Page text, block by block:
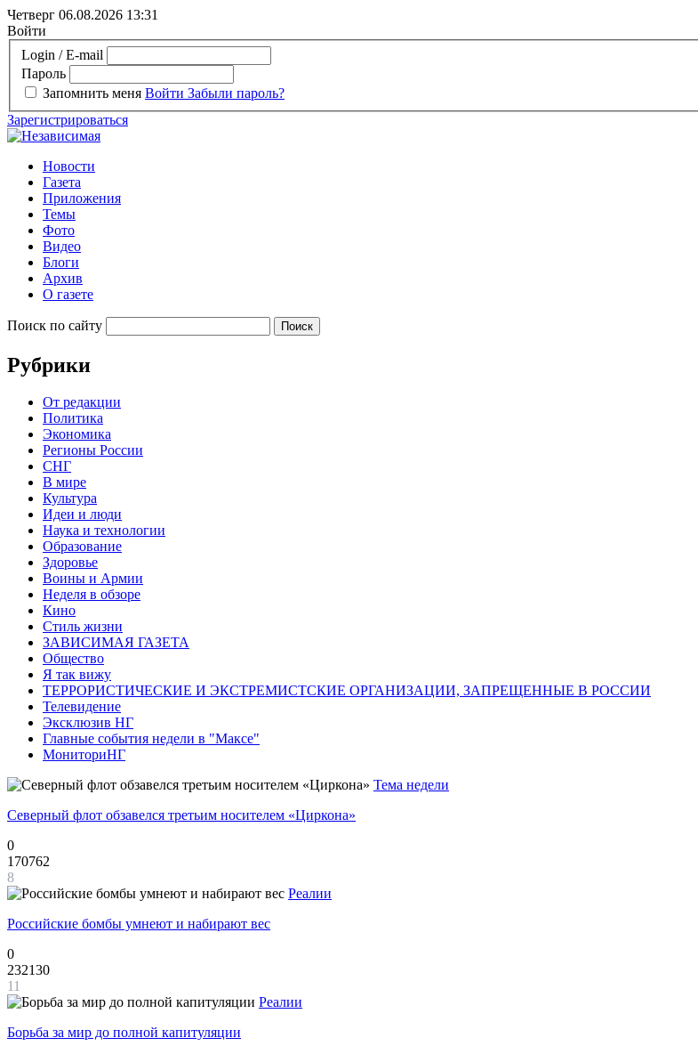
Четверг 06.08.2026 13:31
Войти
Login / E-mail
Пароль
Запомнить меня Войти Забыли пароль?
Зарегистрироваться
Новости
Газета
Приложения
Темы
Фото
Видео
Блоги
Архив
О газете
Поиск по сайту
Рубрики
От редакции
Политика
Экономика
Регионы России
СНГ
В мире
Культура
Идеи и люди
Наука и технологии
Образование
Здоровье
Воины и Армии
Неделя в обзоре
Кино
Стиль жизни
ЗАВИСИМАЯ ГАЗЕТА
Общество
Я так вижу
ТЕРРОРИСТИЧЕСКИЕ И ЭКСТРЕМИСТСКИЕ ОРГАНИЗАЦИИ, ЗАПРЕЩЕННЫЕ В РОССИИ
Телевидение
Эксклюзив НГ
Главные события недели в "Максе"
МониториНГ
Тема недели
Северный флот обзавелся третьим носителем «Циркона»
0
170762
8
Реалии
Российские бомбы умнеют и набирают вес
0
232130
11
Реалии
Борьба за мир до полной капитуляции